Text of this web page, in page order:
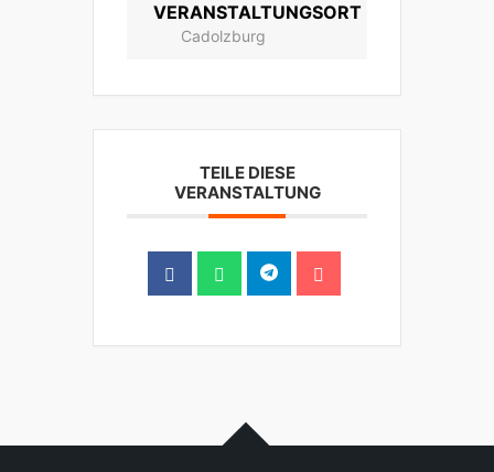
VERANSTALTUNGSORT
Cadolzburg
TEILE DIESE
VERANSTALTUNG